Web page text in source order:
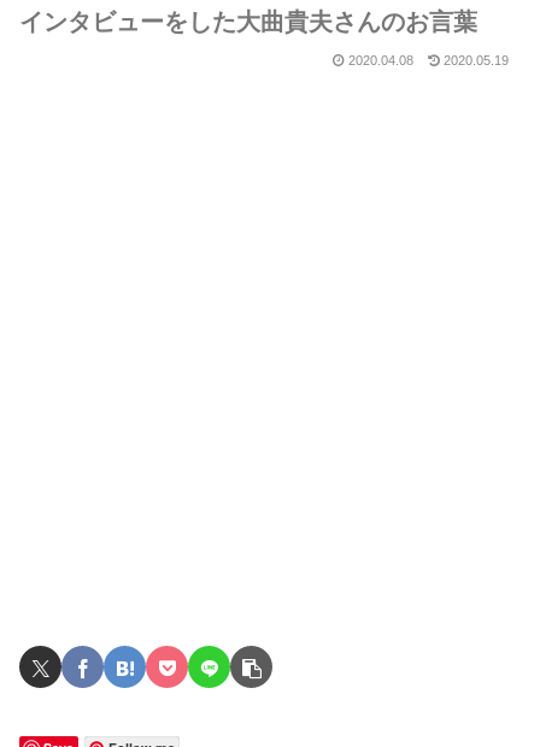
インタビューをした大曲貴夫さんのお言葉
2020.04.08 2020.05.19